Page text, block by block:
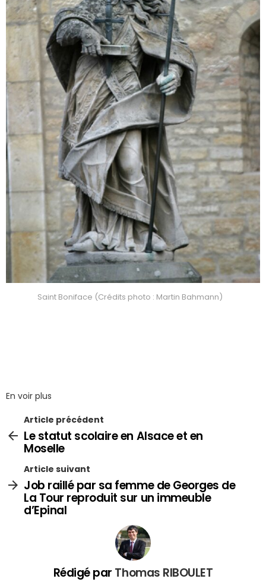
Saint Boniface (Crédits photo : Martin Bahmann)
En voir plus
Article précédent
Le statut scolaire en Alsace et en
Moselle
Article suivant
Job raillé par sa femme de Georges de
La Tour reproduit sur un immeuble
d’Epinal
Rédigé par Thomas RIBOULET